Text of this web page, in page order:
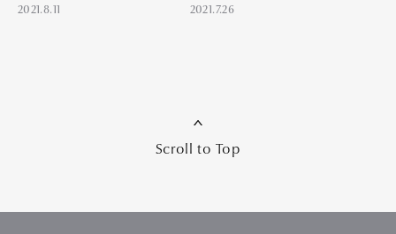
2021.8.11 2021.7.26
Scroll to Top